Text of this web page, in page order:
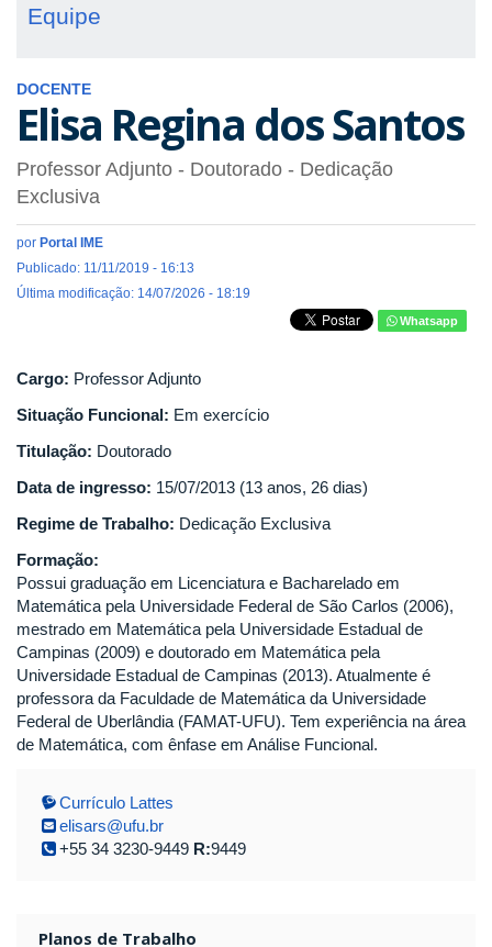
Equipe
DOCENTE
Elisa Regina dos Santos
Professor Adjunto - Doutorado - Dedicação
Exclusiva
por Portal IME
Publicado: 11/11/2019 - 16:13
Última modificação: 14/07/2026 - 18:19
Whatsapp
Cargo: Professor Adjunto
Situação Funcional: Em exercício
Titulação: Doutorado
Data de ingresso: 15/07/2013 (13 anos, 26 dias)
Regime de Trabalho: Dedicação Exclusiva
Formação:
Possui graduação em Licenciatura e Bacharelado em
Matemática pela Universidade Federal de São Carlos (2006),
mestrado em Matemática pela Universidade Estadual de
Campinas (2009) e doutorado em Matemática pela
Universidade Estadual de Campinas (2013). Atualmente é
professora da Faculdade de Matemática da Universidade
Federal de Uberlândia (FAMAT-UFU). Tem experiência na área
de Matemática, com ênfase em Análise Funcional.
Currículo Lattes
elisars@ufu.br
+55 34 3230-9449 R:9449
Planos de Trabalho